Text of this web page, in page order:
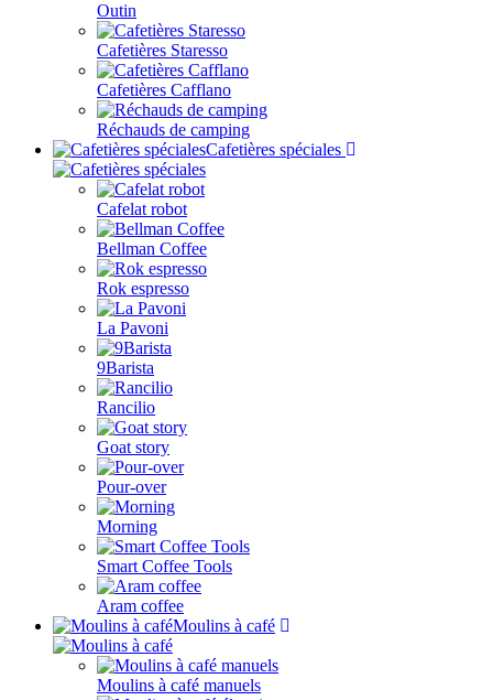
Outin
Cafetières Staresso
Cafetières Cafflano
Réchauds de camping
Cafetières spéciales
Cafelat robot
Bellman Coffee
Rok espresso
La Pavoni
9Barista
Rancilio
Goat story
Pour-over
Morning
Smart Coffee Tools
Aram coffee
Moulins à café
Moulins à café manuels